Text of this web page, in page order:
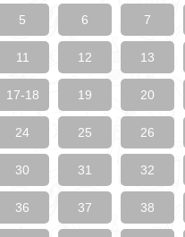
5 6 7
11 12 13
17-18 19 20
24 25 26
30 31 32
36 37 38